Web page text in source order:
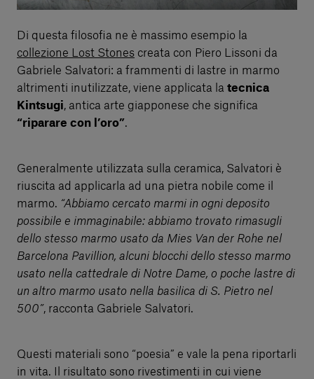
Di questa filosofia ne è massimo esempio la
collezione Lost Stones creata con Piero Lissoni da
Gabriele Salvatori: a frammenti di lastre in marmo
altrimenti inutilizzate, viene applicata la tecnica
Kintsugi, antica arte giapponese che significa
“riparare con l’oro”.
Generalmente utilizzata sulla ceramica, Salvatori è
riuscita ad applicarla ad una pietra nobile come il
marmo. “Abbiamo cercato marmi in ogni deposito
possibile e immaginabile: abbiamo trovato rimasugli
dello stesso marmo usato da Mies Van der Rohe nel
Barcelona Pavillion, alcuni blocchi dello stesso marmo
usato nella cattedrale di Notre Dame, o poche lastre di
un altro marmo usato nella basilica di S. Pietro nel
500”, racconta Gabriele Salvatori.
Questi materiali sono “poesia” e vale la pena riportarli
in vita. Il risultato sono rivestimenti in cui viene